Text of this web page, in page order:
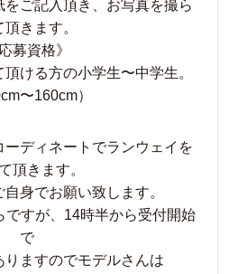
ご記入頂き、お写真を撮ら
頂きます。
応募資格》
ける方の小学生〜中学生。
〜160cm）
ディネートでランウェイを
頂きます。
身でお願い致します。
ですが、14時半から受付開始
で
りますのでモデルさんは